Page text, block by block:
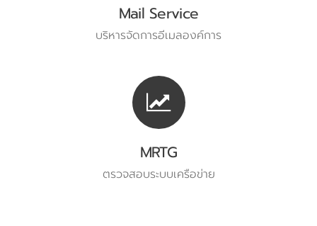
Mail Service
บริหารจัดการอีเมลองค์การ
MRTG
ตรวจสอบระบบเครือข่าย